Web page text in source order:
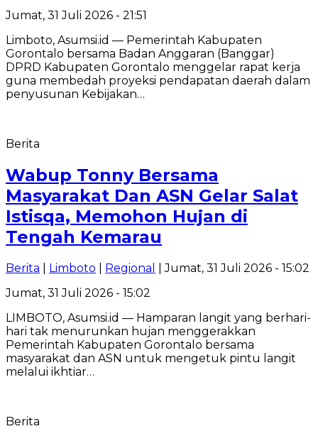
Jumat, 31 Juli 2026 - 21:51
Limboto, Asumsi.id — Pemerintah Kabupaten
Gorontalo bersama Badan Anggaran (Banggar)
DPRD Kabupaten Gorontalo menggelar rapat kerja
guna membedah proyeksi pendapatan daerah dalam
penyusunan Kebijakan…
Berita
Wabup Tonny Bersama
Masyarakat Dan ASN Gelar Salat
Istisqa, Memohon Hujan di
Tengah Kemarau
Berita Limboto Regional
| Jumat, 31 Juli 2026 - 15:02
Jumat, 31 Juli 2026 - 15:02
LIMBOTO, Asumsi.id — Hamparan langit yang berhari-
hari tak menurunkan hujan menggerakkan
Pemerintah Kabupaten Gorontalo bersama
masyarakat dan ASN untuk mengetuk pintu langit
melalui ikhtiar…
Berita